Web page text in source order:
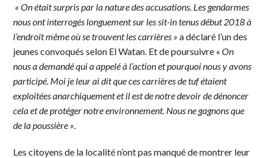
« On était surpris par la nature des accusations. Les gendarmes
nous ont interrogés longuement sur les sit-in tenus début 2018 à
l’endroit même où se trouvent les carrières »a déclaré l’un des
jeunes convoqués selon El Watan. Et de poursuivre « On
nous a demandé qui a appelé à l’action et pourquoi nous y avons
participé. Moi je leur ai dit que ces carrières de tuf étaient
exploitées anarchiquement et il est de notre devoir de dénoncer
cela et de protéger notre environnement. Nous ne gagnons que
de la poussière ».
Les citoyens de la localité n’ont pas manqué de montrer leur